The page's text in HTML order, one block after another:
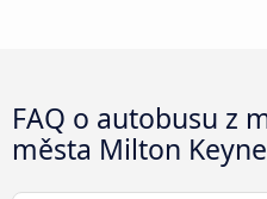
FAQ o autobusu z
města Milton